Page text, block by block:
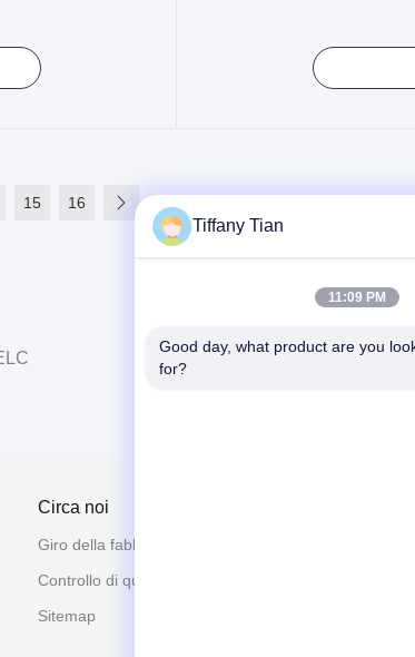
15 16
Circa noi
Giro della fabbrica
Controllo di qualità
Sitemap
Tiffany Tian
11:09 PM
Good day, what product are you
for?